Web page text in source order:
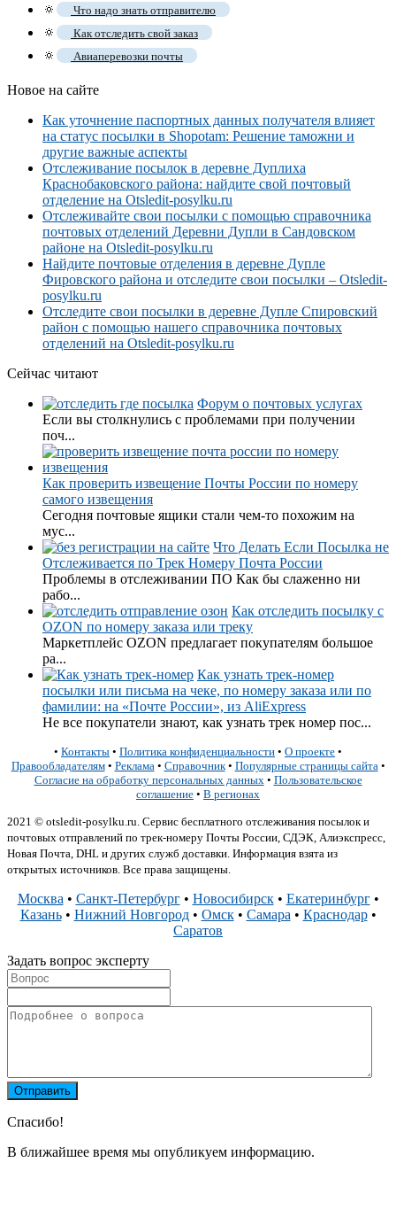
🔅 Что надо знать отправителю
🔅 Как отследить свой заказ
🔅 Авиаперевозки почты
Новое на сайте
Как уточнение паспортных данных получателя влияет
на статус посылки в Shopotam: Решение таможни и
другие важные аспекты
Отслеживание посылок в деревне Дуплиха
Краснобаковского района: найдите свой почтовый
отделение на Otsledit-posylku.ru
Отслеживайте свои посылки с помощью справочника
почтовых отделений Деревни Дупли в Сандовском
районе на Otsledit-posylku.ru
Найдите почтовые отделения в деревне Дупле
Фировского района и отследите свои посылки – Otsledit-
posylku.ru
Отследите свои посылки в деревне Дупле Спировский
район с помощью нашего справочника почтовых
отделений на Otsledit-posylku.ru
Сейчас читают
Форум о почтовых услугах
Если вы столкнулись с проблемами при получении
поч...
Как проверить извещение Почты России по номеру
самого извещения
Сегодня почтовые ящики стали чем-то похожим на
мус...
Что Делать Если Посылка не
Отслеживается по Трек Номеру Почта России
Проблемы в отслеживании ПО Как бы слаженно ни
рабо...
Как отследить посылку с
OZON по номеру заказа или треку
Маркетплейс OZON предлагает покупателям большое
ра...
Как узнать трек-номер
посылки или письма на чеке, по номеру заказа или по
фамилии: на «Почте России», из AliExpress
Не все покупатели знают, как узнать трек номер пос...
• Контакты • Политика конфиденциальности • О проекте •
Правообладателям• Реклама • Справочник• Популярные страницы сайта •
Согласие на обработку персональных данных • Пользовательское
соглашение • В регионах
2021 © otsledit-posylku.ru. Сервис бесплатного отслеживания посылок и
почтовых отправлений по трек-номеру Почты России, СДЭК, Алиэкспресс,
Новая Почта, DHL и других служб доставки. Информация взята из
открытых источников. Все права защищены.
Москва • Санкт-Петербург• Новосибирск• Екатеринбург•
Казань• Нижний Новгород• Омск• Самара • Краснодар•
Саратов
Задать вопрос эксперту
Спасибо!
В ближайшее время мы опубликуем информацию.